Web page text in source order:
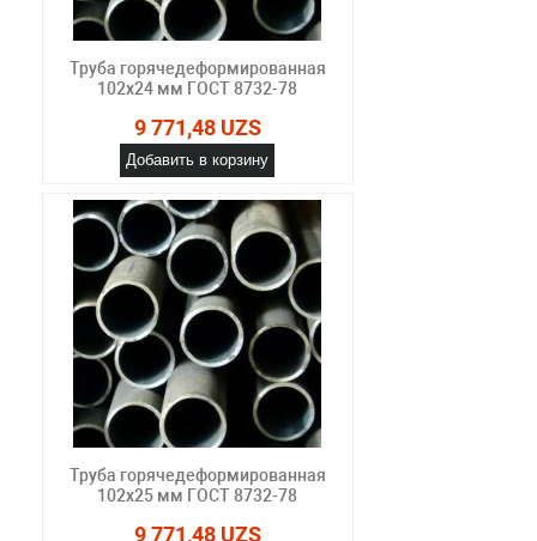
Труба горячедеформированная
102х24 мм ГОСТ 8732-78
9 771,48 UZS
Добавить в корзину
Труба горячедеформированная
102х25 мм ГОСТ 8732-78
9 771,48 UZS